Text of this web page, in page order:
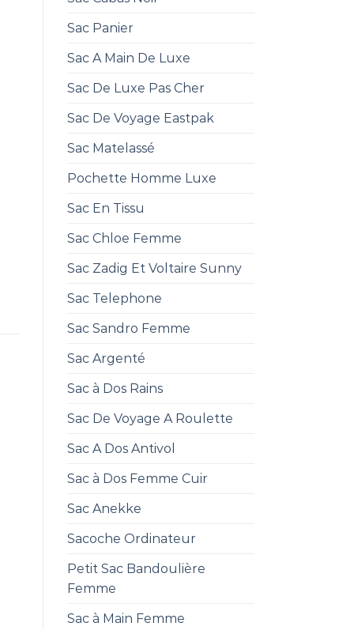
Sac Panier
Sac A Main De Luxe
Sac De Luxe Pas Cher
Sac De Voyage Eastpak
Sac Matelassé
Pochette Homme Luxe
Sac En Tissu
Sac Chloe Femme
Sac Zadig Et Voltaire Sunny
Sac Telephone
Sac Sandro Femme
Sac Argenté
Sac à Dos Rains
Sac De Voyage A Roulette
Sac A Dos Antivol
Sac à Dos Femme Cuir
Sac Anekke
Sacoche Ordinateur
Petit Sac Bandoulière
Femme
Sac à Main Femme